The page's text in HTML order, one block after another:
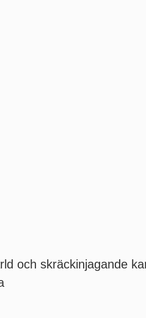
och skräckinjagande